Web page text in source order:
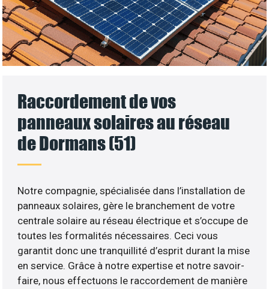
Raccordement de vos
panneaux solaires au réseau
de Dormans (51)
Notre compagnie, spécialisée dans l’installation de
panneaux solaires, gère le branchement de votre
centrale solaire au réseau électrique et s’occupe de
toutes les formalités nécessaires. Ceci vous
garantit donc une tranquillité d’esprit durant la mise
en service. Grâce à notre expertise et notre savoir-
faire, nous effectuons le raccordement de manière